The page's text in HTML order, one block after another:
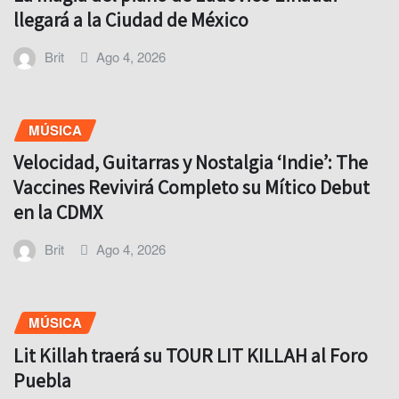
llegará a la Ciudad de México
Brit Ago 4, 2026
MÚSICA
Velocidad, Guitarras y Nostalgia ‘Indie’: The
Vaccines Revivirá Completo su Mítico Debut
en la CDMX
Brit Ago 4, 2026
MÚSICA
Lit Killah traerá su TOUR LIT KILLAH al Foro
Puebla